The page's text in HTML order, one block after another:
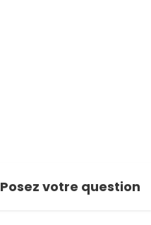
Posez votre question